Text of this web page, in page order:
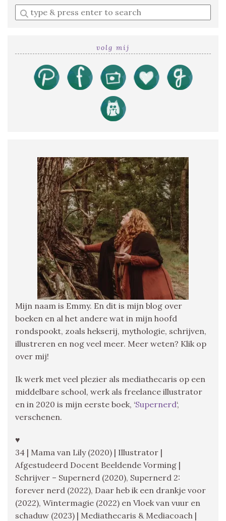
Enter
a
volg mij
Mijn naam is Emmy. En dit is mijn blog over
boeken en al het andere wat in mijn hoofd
rondspookt, zoals hekserij, mythologie, schrijven,
illustreren en nog veel meer. Meer weten? Klik op
over mij!
Ik werk met veel plezier als mediathecaris op een
middelbare school, werk als freelance illustrator
en in 2020 is mijn eerste boek, ‘Supernerd‘,
verschenen.
♥
34 | Mama van Lily (2020) | Illustrator |
Afgestudeerd Docent Beeldende Vorming |
Schrijver – Supernerd (2020), Supernerd 2:
forever nerd (2022), Daar heb ik een drankje voor
(2022), Wintermagie (2022) en Vloek van vuur en
schaduw (2023) | Mediathecaris & Mediacoach |